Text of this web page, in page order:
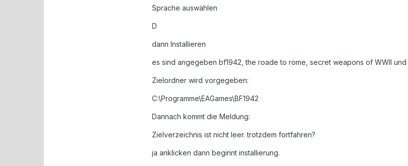
Sprache auswählen
D
dann Installieren
es sind angegeben bf1942, the roade to rome, secret weapons of WWII und
Zielordner wird vorgegeben:
C:\Programme\EAGames\BF1942
Dannach kommt die Meldung:
Zielverzeichnis ist nicht leer. trotzdem fortfahren?
ja anklicken dann beginnt installierung.